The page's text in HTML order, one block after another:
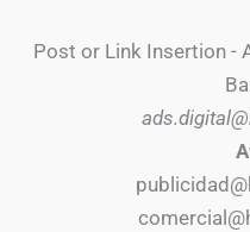
Post or Link Insertion -